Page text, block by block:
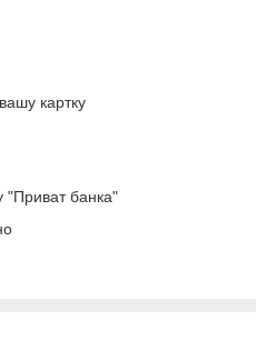
картку
"Приват банка"